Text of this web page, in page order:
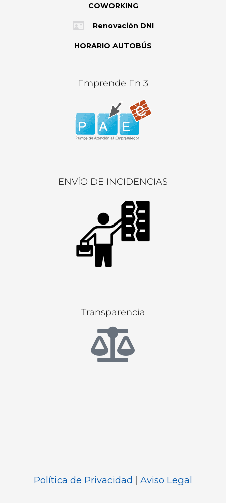
COWORKING
Renovación DNI
HORARIO AUTOBÚS
Emprende En 3
ENVÍO DE INCIDENCIAS
Transparencia
Política de Privacidad | Aviso Legal